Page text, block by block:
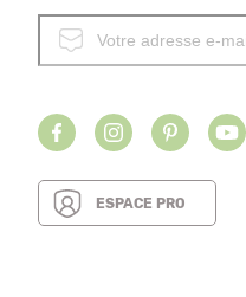
ESPACE PRO